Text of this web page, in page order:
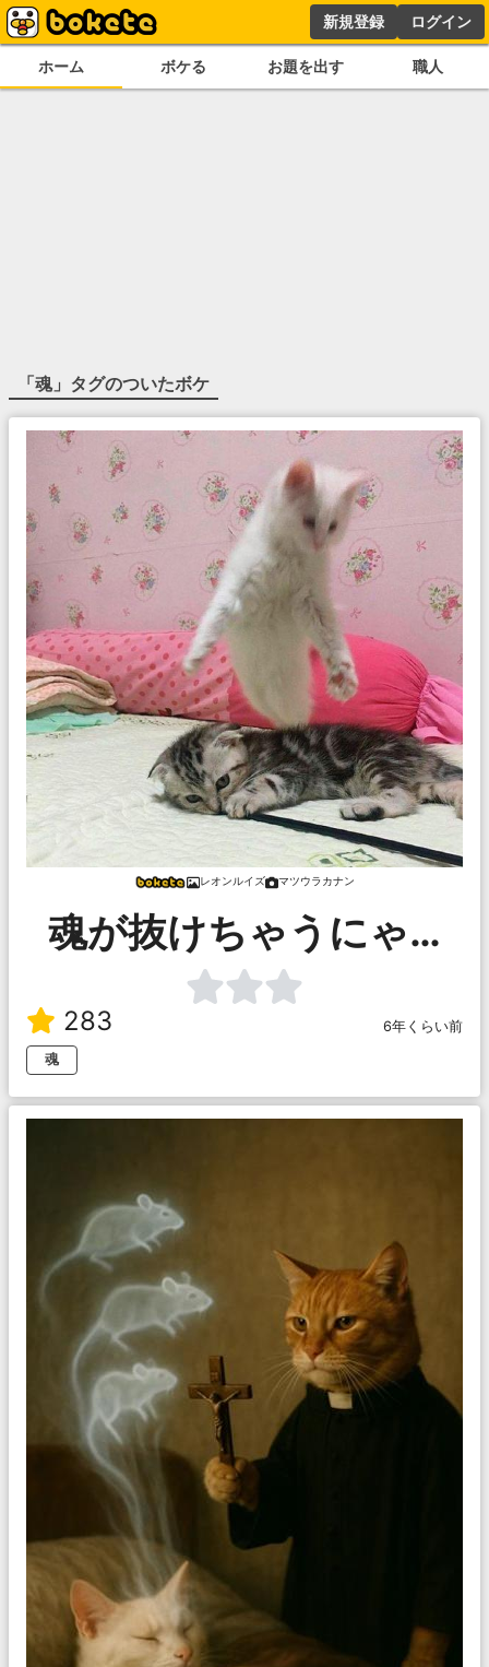
新規登録 ログイン
ホーム ボケる お題を出す 職人
「魂」タグのついたボケ
レオンルイズ マツウラカナン
魂が抜けちゃうにゃ…
283
6年くらい前
魂